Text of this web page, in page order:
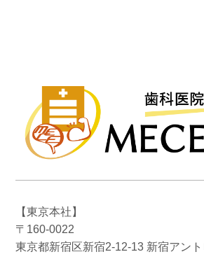
【東京本社】
〒160-0022
東京都新宿区新宿2-12-13 新宿アン